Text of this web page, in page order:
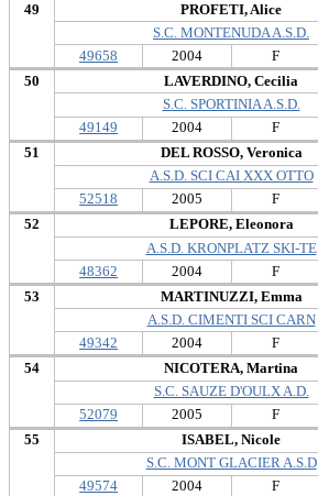
49
49658
PROFETI, Alice
2004 F
S.C. MONTENUDA A.S.D.
50
49149
LAVERDINO, Cecilia
2004 F
S.C. SPORTINIA A.S.D.
51
52518
DEL ROSSO, Veronica
2005 F
A.S.D. SCI CAI XXX OTTO
52
48362
LEPORE, Eleonora
2004 F
A.S.D. KRONPLATZ SKI-TE
53
49342
MARTINUZZI, Emma
2004 F
A.S.D. CIMENTI SCI CARN
54
52079
NICOTERA, Martina
2005 F
S.C. SAUZE D'OULX A.D.
55
49574
ISABEL, Nicole
2004 F
S.C. MONT GLACIER A.S.D